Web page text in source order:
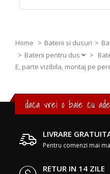
Home Baterii si dusuri
Baterii pentru dus
>
E, parte vizibila, montaj pe
daca vrei o baie cu
LIVRARE
Pentru comenzi mai
RETUR IN 14 ZILE